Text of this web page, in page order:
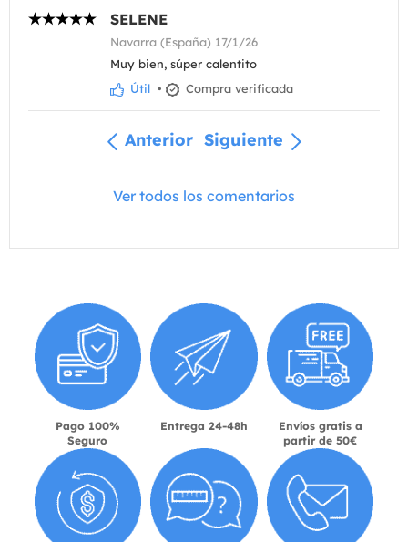
SELENE
Navarra (España) 17/1/26
Muy bien, súper calentito
Útil • Compra verificada
Anterior Siguiente
Ver todos los comentarios
Pago 100%
Seguro
Entrega 24-48h
Envíos gratis a
partir de 50€